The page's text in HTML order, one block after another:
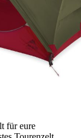
für eure